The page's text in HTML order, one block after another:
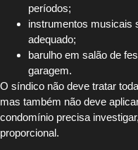
períodos;
instrumentos musicais
adequado;
barulho em salão de
garagem.
O síndico não deve tratar
mas também não deve
condomínio precisa
proporcional.